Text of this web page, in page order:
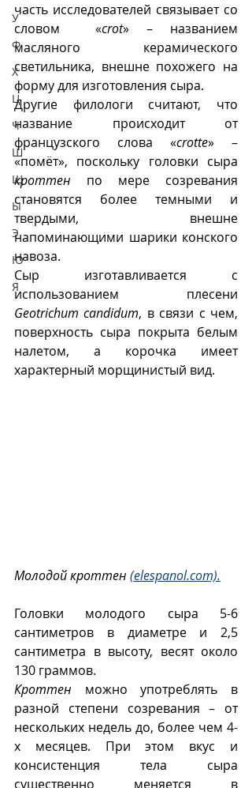
У
Ф
Х
Ц
Ч
Ш
Щ
Ы
Э
Ю
Я
часть исследователей связывает со
словом  «crot» – названием
масляного керамического
светильника, внешне похожего на
форму для изготовления сыра.
Другие филологи считают, что
название происходит от
французского слова «crotte» –
кроттен по мере созревания
становятся более темными и
твердыми, внешне
напоминающими шарики конского
навоза.
Сыр изготавливается с
Geotrichum candidum, в связи с чем,
поверхность сыра покрыта белым
налетом, а корочка имеет
характерный морщинистый вид.
Молодой кроттен (elespanol.com).
Головки молодого сыра 5-6
сантиметров в диаметре и 2,5
сантиметра в высоту, весят около
130 граммов.
Кроттен можно употреблять в
разной степени созревания – от
нескольких недель до, более чем 4-
х месяцев. При этом вкус и
консистенция тела сыра
существенно меняется в